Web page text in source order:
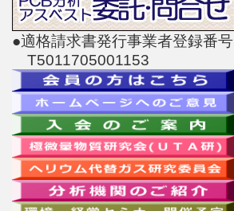
●適格請求書発行事業者登録番号
T5011705001153